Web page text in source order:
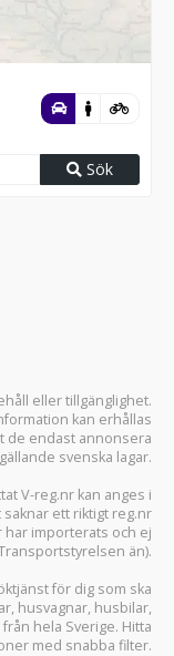
Sök
eller tillgänglighet.
kan erhållas
de endast annonsera
svenska lagar.
V-reg.nr kan anges i
ett riktigt reg.nr
importerats och ej
än).
för dig som ska
, husvagnar, husbilar,
hela Sverige. Hitta
med snabba filter.